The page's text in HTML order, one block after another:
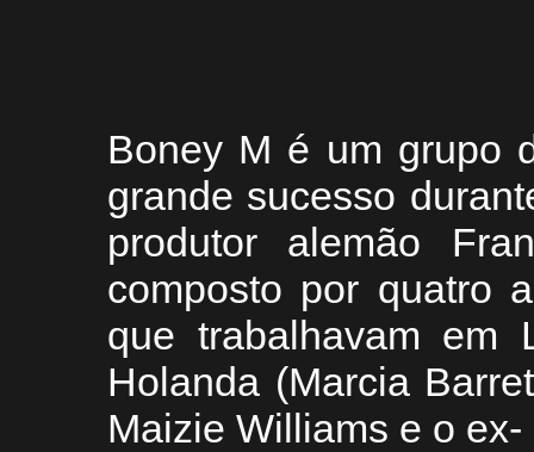
Boney M é um grupo
grande sucesso
produtor alemão
composto por quatro
que trabalhavam em
Holanda (Marcia
Maizie Williams e o